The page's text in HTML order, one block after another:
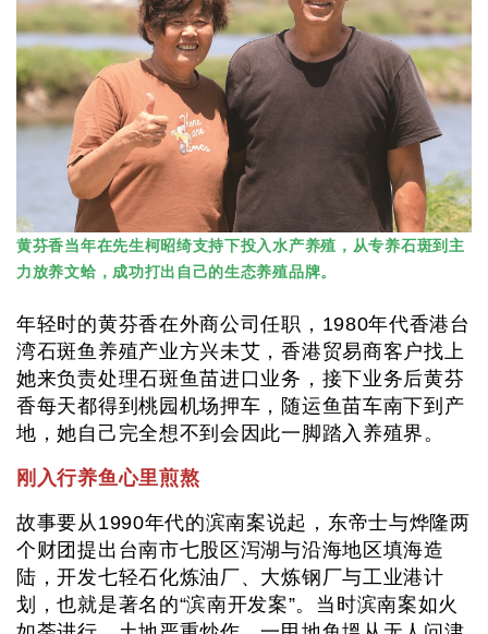
黄芬香当年在先生柯昭绮支持下投入水产养殖，从专养石斑到主
力放养文蛤，成功打出自己的生态养殖品牌。
年轻时的黄芬香在外商公司任职，1980年代香港台
湾石斑鱼养殖产业方兴未艾，香港贸易商客户找上
她来负责处理石斑鱼苗进口业务，接下业务后黄芬
香每天都得到桃园机场押车，随运鱼苗车南下到产
地，她自己完全想不到会因此一脚踏入养殖界。
刚入行养鱼心里煎熬
故事要从1990年代的滨南案说起，东帝士与烨隆两
个财团提出台南市七股区泻湖与沿海地区填海造
陆，开发七轻石化炼油厂、大炼钢厂与工业港计
划，也就是著名的“滨南开发案”。当时滨南案如火